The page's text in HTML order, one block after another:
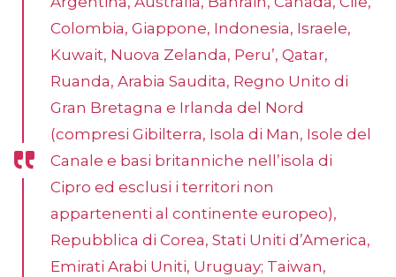
Colombia, Giappone, Indonesia, Israele,
Kuwait, Nuova Zelanda, Peru’, Qatar,
Ruanda, Arabia Saudita, Regno Unito di
Gran Bretagna e Irlanda del Nord
(compresi Gibilterra, Isola di Man, Isole del
Canale e basi britanniche nell’isola di
Cipro ed esclusi i territori non
appartenenti al continente europeo),
Repubblica di Corea, Stati Uniti d’America,
Emirati Arabi Uniti, Uruguay; Taiwan,